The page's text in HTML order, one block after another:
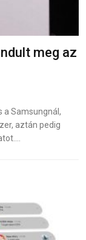
meg az
a Samsungnál,
aztán pedig